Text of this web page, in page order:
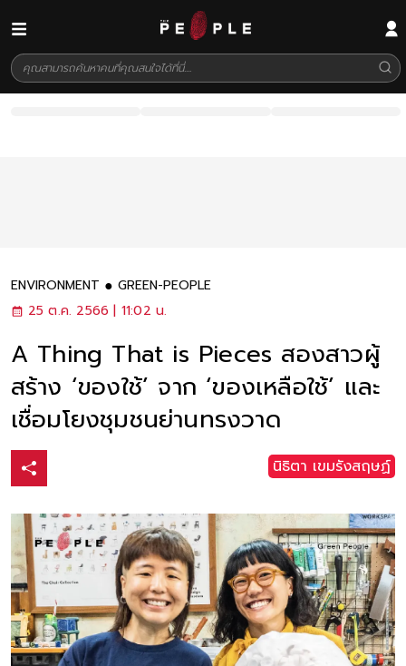
ENVIRONMENT
GREEN-PEOPLE
25 ต.ค. 2566 | 11:02 น.
A Thing That is Pieces สองสาวผู้
สร้าง ‘ของใช้’ จาก ‘ของเหลือใช้’ และ
เชื่อมโยงชุมชนย่านทรงวาด
นิธิตา เขมรังสฤษฏ์